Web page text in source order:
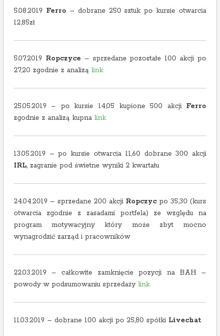
5.08.2019 Ferro – dobrane 250 sztuk po kursie otwarcia
12,85zł
5.07.2019 Ropczyce – sprzedane pozostałe 100 akcji po
27,20 zgodnie z analizą link
25.05.2019 – po kursie 14,05 kupione 500 akcji Ferro
zgodnie z analizą kupna link
13.05.2019 – po kursie otwarcia 11,60 dobrane 300 akcji
IRL, zagranie pod świetne wyniki 2 kwartału
24.04.2019 – sprzedane 200 akcji Ropczyc po 35,30 (kurs
otwarcia zgodnie z zasadami portfela) ze względu na
program motywacyjny który może zbyt mocno
wynagrodzić zarząd i pracowników
22.03.2019 – całkowite zamknięcie pozycji na BAH –
powody w podsumowaniu sprzedaży link
11.03.2019 – dobrane 100 akcji po 25,80 spółki Livechat